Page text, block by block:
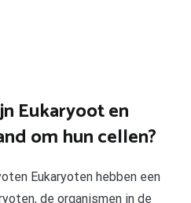
Eukaryoot en
om hun cellen?
Eukaryoten hebben een
de organismen in de